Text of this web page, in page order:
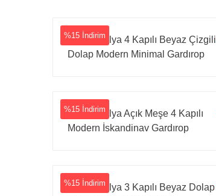
%15 İndirim
Tarz Mobilya 4 Kapılı Beyaz Çizgili
Dolap Modern Minimal Gardırop
%15 İndirim
Tarz Mobilya Açık Meşe 4 Kapılı
Modern İskandinav Gardırop
%15 İndirim
Tarz Mobilya 3 Kapılı Beyaz Dolap